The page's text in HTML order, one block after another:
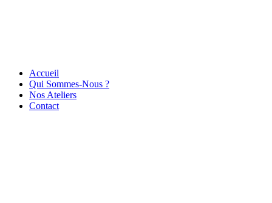
Accueil
Qui Sommes-Nous ?
Nos Ateliers
Contact